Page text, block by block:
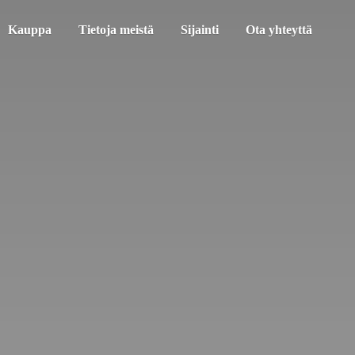
Kauppa Tietoja meistä Sijainti Ota yhteyttä